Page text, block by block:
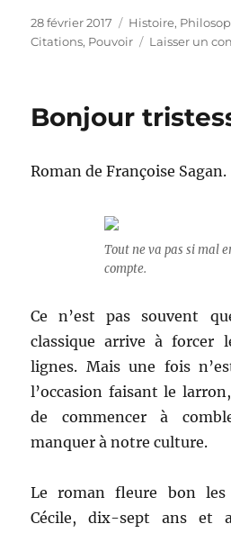
Publié
le
28 février 2017 Catégories
Histoire,
Citations, Pouvoir Laisser un
Bonjour
Roman de Françoise Sagan.
Tout ne va pas si mal
compte.
Ce n’est pas souvent
classique arrive à forcer
lignes. Mais une fois
l’occasion faisant le
de commencer à
manquer à notre culture.
Le roman fleure bon les
Cécile, dix-sept ans et